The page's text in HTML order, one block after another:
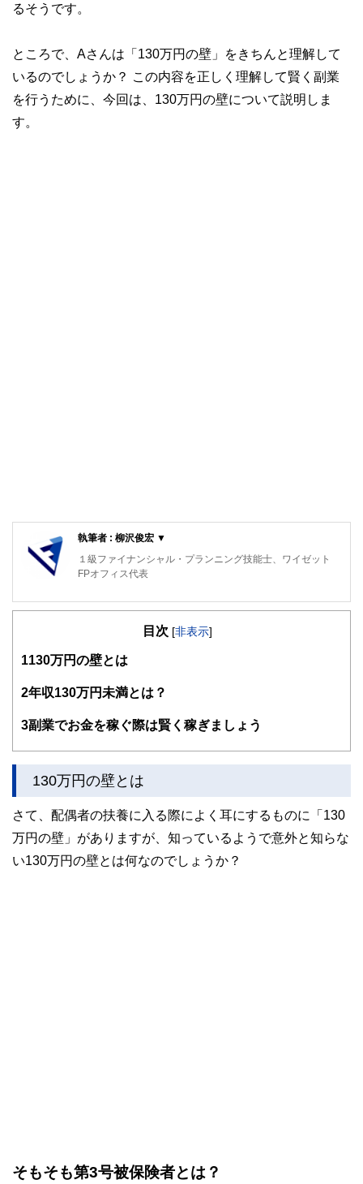
るそうです。
ところで、Aさんは「130万円の壁」をきちんと理解して
いるのでしょうか？ この内容を正しく理解して賢く副業
を行うために、今回は、130万円の壁について説明しま
す。
執筆者 : 柳沢俊宏 ▼
１級ファイナンシャル・プランニング技能士、ワイゼット
FPオフィス代表
目次 [非表示]
1130万円の壁とは
2年収130万円未満とは？
3副業でお金を稼ぐ際は賢く稼ぎましょう
130万円の壁とは
さて、配偶者の扶養に入る際によく耳にするものに「130
万円の壁」がありますが、知っているようで意外と知らな
い130万円の壁とは何なのでしょうか？
そもそも第3号被保険者とは？